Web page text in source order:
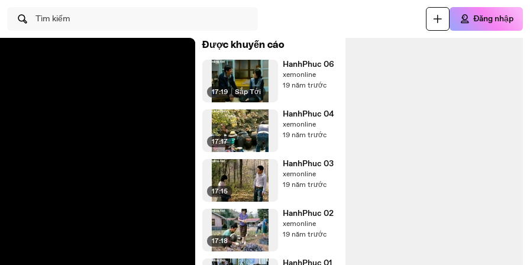
Tìm kiếm Đăng nhập
Được khuyến cáo
17:19 | Sắp Tới
HanhPhuc 06
xemonline
19 năm trước
17:17
HanhPhuc 04
xemonline
19 năm trước
17:15
HanhPhuc 03
xemonline
19 năm trước
17:18
HanhPhuc 02
xemonline
19 năm trước